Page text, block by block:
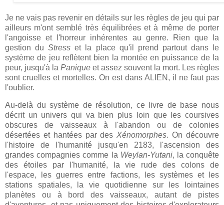
Je ne vais pas revenir en détails sur les règles de jeu qui par
ailleurs m'ont semblé très équilibrées et à même de porter
l'angoisse et l'horreur inhérentes au genre. Rien que la
gestion duStresset la place qu'il prend partout dans le
système de jeu reflètent bien la montée en puissance de la
peur, jusqu'à la Panique et assez souvent la mort. Les règles
sont cruelles et mortelles. On est dans ALIEN, il ne faut pas
l'oublier.
Au-delà du système de résolution, ce livre de base nous
décrit un univers qui va bien plus loin que les coursives
obscures de vaisseaux à l'abandon ou de colonies
désertées et hantées par desXénomorphes. On découvre
l'histoire de l'humanité jusqu'en 2183, l'ascension des
grandes compagnies comme la Weylan-Yutani, la conquête
des étoiles par l'humanité, la vie rude des colons de
l'espace, les guerres entre factions, les systèmes et les
stations spatiales, la vie quotidienne sur les lointaines
planètes ou à bord des vaisseaux, autant de pistes